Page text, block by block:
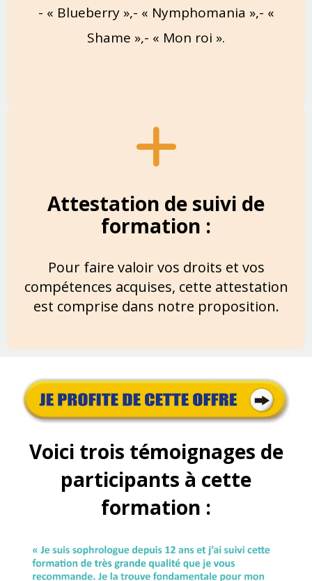
- « Blueberry »,- « Nymphomania »,- «
Shame »,- « Mon roi ».
Attestation de suivi de
formation :
Pour faire valoir vos droits et vos
compétences acquises, cette attestation
est comprise dans notre proposition.
Voici trois témoignages de
participants à cette
formation :